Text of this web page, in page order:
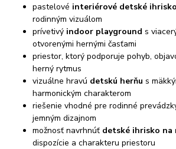
pastelové interiérové detské ihrisko
rodinným vizuálom
prívetivý indoor playground s
otvorenými hernými časťami
priestor, ktorý podporuje pohyb,
herný rytmus
vizuálne hravú detskú herňu s
harmonickým charakterom
riešenie vhodné pre rodinné
jemným dizajnom
možnosť navrhnúť detské ihrisko na
dispozície a charakteru priestoru